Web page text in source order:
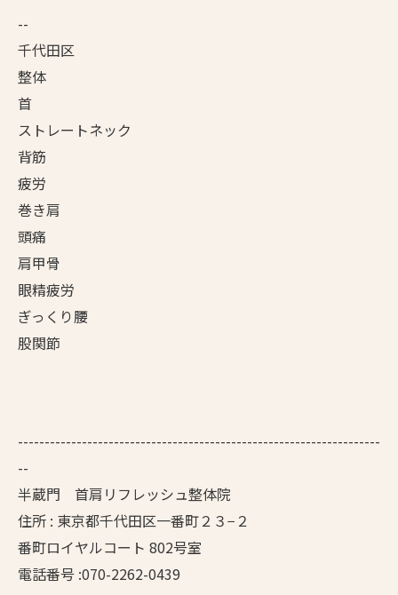
--
千代田区
整体
首
ストレートネック
背筋
疲労
巻き肩
頭痛
肩甲骨
眼精疲労
ぎっくり腰
股関節
--------------------------------------------------------------------
--
半蔵門 首肩リフレッシュ整体院
住所 : 東京都千代田区一番町２３−２
番町ロイヤルコート 802号室
電話番号 :070-2262-0439